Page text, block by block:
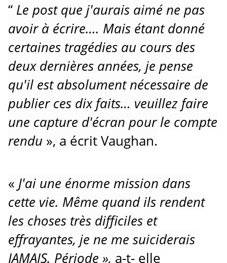
“ Le post que j'aurais aimé ne pas
avoir à écrire…. Mais étant donné
certaines tragédies au cours des
deux dernières années, je pense
qu'il est absolument nécessaire de
publier ces dix faits… veuillez faire
une capture d'écran pour le compte
rendu », a écrit Vaughan.
« J'ai une énorme mission dans
cette vie. Même quand ils rendent
les choses très difficiles et
effrayantes, je ne me suiciderais
JAMAIS. Période », a-t- elle